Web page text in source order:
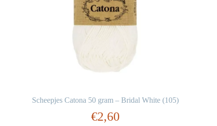
Scheepjes Catona 50 gram – Bridal White (105)
€2,60